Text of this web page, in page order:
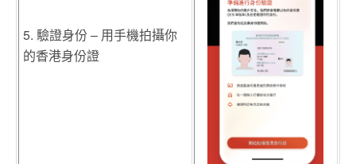
5. 驗證身份 – 用手機拍攝你
的香港身份證